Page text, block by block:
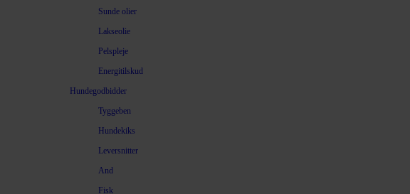
Sunde olier
Lakseolie
Pelspleje
Energitilskud
Hundegodbidder
Tyggeben
Hundekiks
Leversnitter
And
Fisk